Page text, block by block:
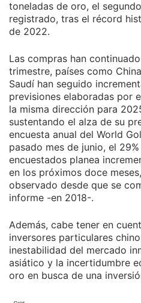
toneladas de oro, el
registrado, tras el récord
de 2022.
Las compras han
trimestre, países como
Saudí han seguido
previsiones elaboradas por
la misma dirección para
sustentando el alza de su
encuesta anual del World
pasado mes de junio, el
encuestados planea
en los próximos doce
observado desde que se
informe -en 2018-.
Además, cabe tener en
inversores particulares
inestabilidad del mercado
asiático y la incertidumbre
oro en busca de una